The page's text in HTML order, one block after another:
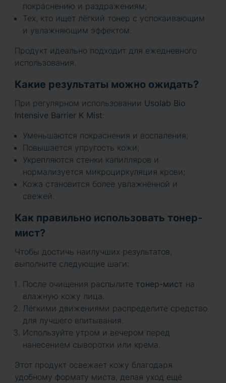
покраснению и раздражениям;
Тех, кто ищет лёгкий тонер с успокаивающим
и увлажняющим эффектом.
Продукт идеально подходит для ежедневного
использования.
Какие результаты можно ожидать?
При регулярном использовании Usolab Bio
Intensive Barrier K Mist:
Уменьшаются покраснения и воспаления;
Повышается упругость кожи;
Укрепляются стенки капилляров и
нормализуется микроциркуляция крови;
Кожа становится более увлажнённой и
свежей.
Как правильно использовать тонер-
мист?
Чтобы достичь наилучших результатов,
выполните следующие шаги:
После очищения распылите тонер-мист на
влажную кожу лица.
Лёгкими движениями распределите средство
для лучшего впитывания.
Используйте утром и вечером перед
нанесением сыворотки или крема.
Этот продукт освежает кожу благодаря
удобному формату миста, делая уход ещё